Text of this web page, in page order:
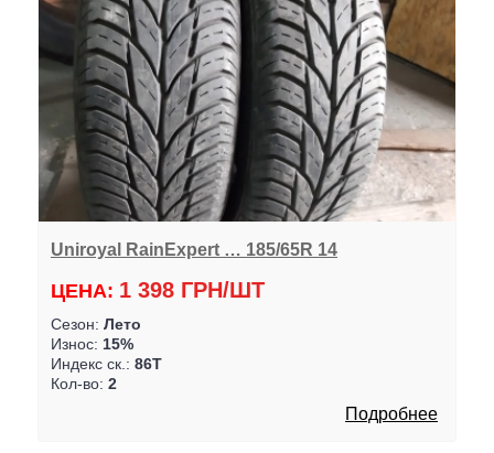
Uniroyal RainExpert … 185/65R 14
ЦЕНА: 1 398 ГРН/ШТ
Сезон: Лето
Износ: 15%
Индекс ск.: 86T
Кол-во: 2
Подробнее